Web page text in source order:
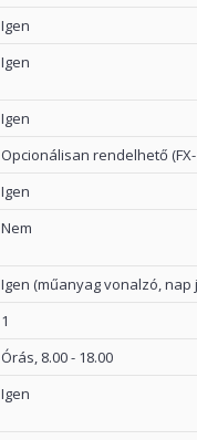
Igen
Igen
Igen
Opcionálisan rendelhető (FX-
Igen
Nem
Igen (műanyag vonalzó, nap
1
Órás, 8.00 - 18.00
Igen